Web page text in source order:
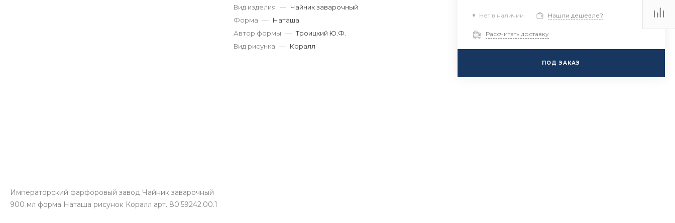
Императорский фарфоровый завод Чайник заварочный
900 мл форма Наташа рисунок Коралл арт. 80.59242.00.1
Вид изделия — Чайник заварочный
Форма — Наташа
Автор формы — Троицкий Ю.Ф.
Вид рисунка — Коралл
Нет в наличии Нашли дешевле?
Рассчитать доставку
ПОД ЗАКАЗ